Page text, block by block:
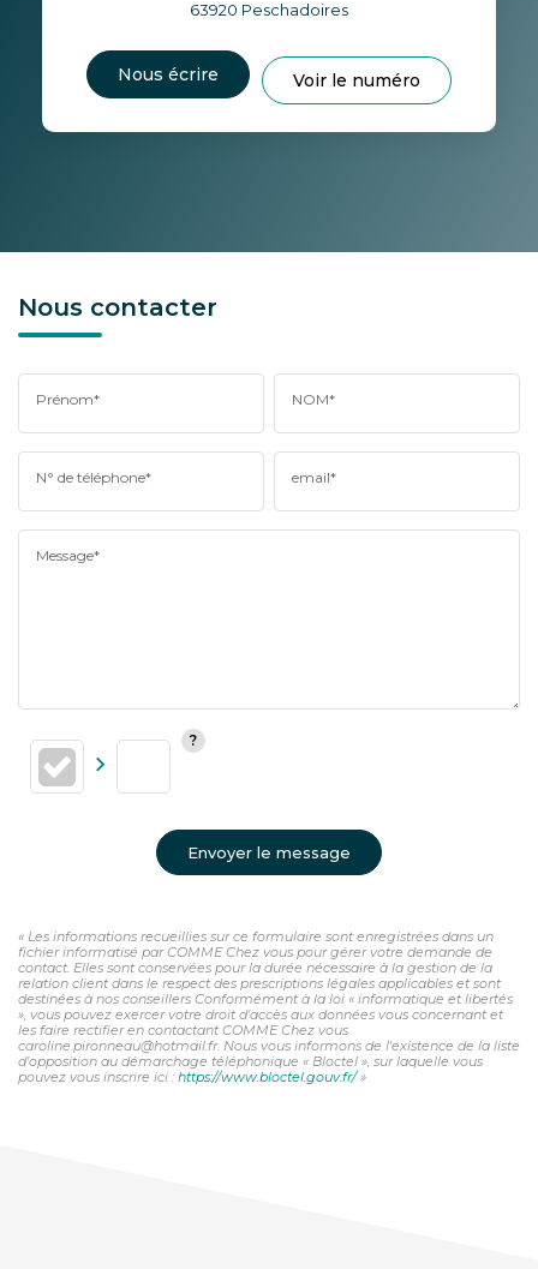
63920 Peschadoires
Nous écrire Voir le numéro
Nous contacter
Prénom* NOM*
N° de téléphone* email*
Message*
Envoyer le message
« Les informations recueillies sur ce formulaire sont enregistrées dans un
fichier informatisé par COMME Chez vous pour gérer votre demande de
contact. Elles sont conservées pour la durée nécessaire à la gestion de la
relation client dans le respect des prescriptions légales applicables et sont
destinées à nos conseillers Conformément à la loi « informatique et libertés
», vous pouvez exercer votre droit d'accès aux données vous concernant et
les faire rectifier en contactant COMME Chez vous
caroline.pironneau@hotmail.fr. Nous vous informons de l'existence de la liste
d'opposition au démarchage téléphonique « Bloctel », sur laquelle vous
pouvez vous inscrire ici : https://www.bloctel.gouv.fr/»